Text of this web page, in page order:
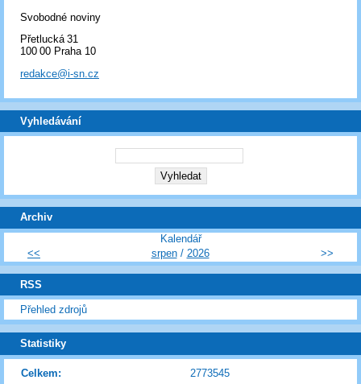
Svobodné noviny
Přetlucká 31
100 00 Praha 10
redakce@i-sn.cz
Vyhledávání
Archiv
Kalendář
<<
srpen/ 2026 >>
RSS
Přehled zdrojů
Statistiky
Celkem: 2773545